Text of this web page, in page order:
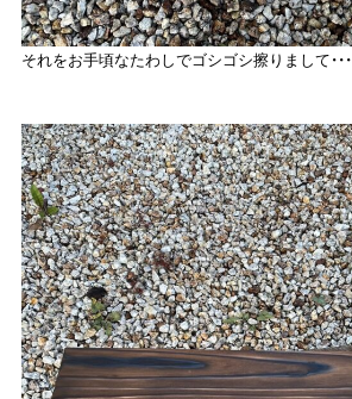
それをお手頃なたわしでゴシゴシ擦りまして・・・